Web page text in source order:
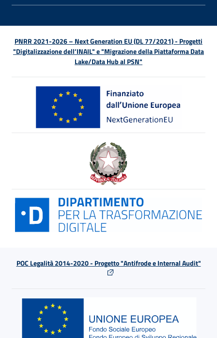
PNRR 2021-2026 – Next Generation EU (DL 77/2021) - Progetti
"Digitalizzazione dell’INAIL" e "Migrazione della Piattaforma Data
Lake/Data Hub al PSN"
POC Legalità 2014-2020 - Progetto "Antifrode e Internal Audit"